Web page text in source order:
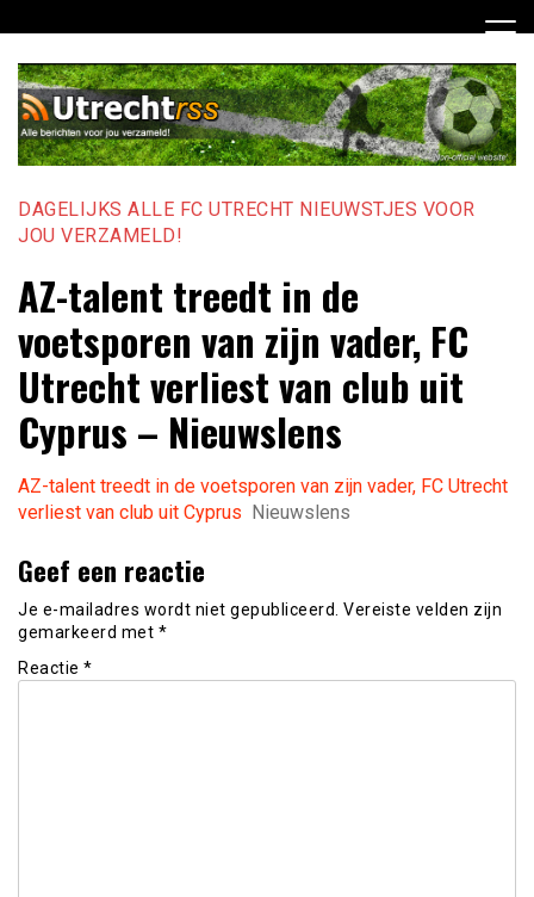
naar
inhoud
DAGELIJKS ALLE FC UTRECHT NIEUWSTJES VOOR
JOU VERZAMELD!
AZ-talent treedt in de
voetsporen van zijn vader, FC
Utrecht verliest van club uit
Cyprus – Nieuwslens
AZ-talent treedt in de voetsporen van zijn vader, FC Utrecht
verliest van club uit Cyprus Nieuwslens
Geef een reactie
Je e-mailadres wordt niet gepubliceerd. Vereiste velden zijn
gemarkeerd met *
Reactie *